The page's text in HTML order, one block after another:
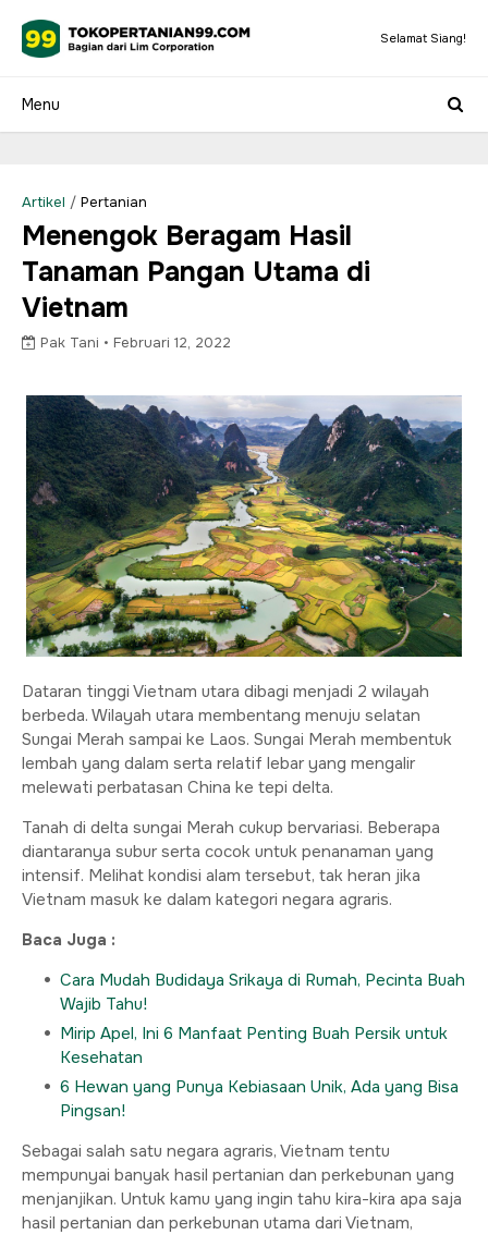
Selamat Siang!
Artikel / Pertanian
Menengok Beragam Hasil
Tanaman Pangan Utama di
Vietnam
Pak Tani • Februari 12, 2022
Dataran tinggi Vietnam utara dibagi menjadi 2 wilayah
berbeda. Wilayah utara membentang menuju selatan
Sungai Merah sampai ke Laos. Sungai Merah membentuk
lembah yang dalam serta relatif lebar yang mengalir
melewati perbatasan China ke tepi delta.
Tanah di delta sungai Merah cukup bervariasi. Beberapa
diantaranya subur serta cocok untuk penanaman yang
intensif. Melihat kondisi alam tersebut, tak heran jika
Vietnam masuk ke dalam kategori negara agraris.
Baca Juga :
Cara Mudah Budidaya Srikaya di Rumah, Pecinta Buah
Wajib Tahu!
Mirip Apel, Ini 6 Manfaat Penting Buah Persik untuk
Kesehatan
6 Hewan yang Punya Kebiasaan Unik, Ada yang Bisa
Pingsan!
Sebagai salah satu negara agraris, Vietnam tentu
mempunyai banyak hasil pertanian dan perkebunan yang
menjanjikan. Untuk kamu yang ingin tahu kira-kira apa saja
hasil pertanian dan perkebunan utama dari Vietnam,